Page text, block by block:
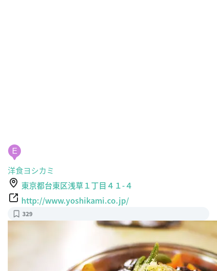
洋食ヨシカミ
東京都台東区浅草１丁目４１-４
http://www.yoshikami.co.jp/
329